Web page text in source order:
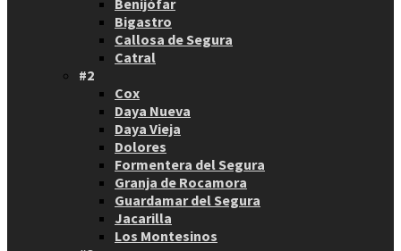
Benijófar
Bigastro
Callosa de Segura
Catral
#2
Cox
Daya Nueva
Daya Vieja
Dolores
Formentera del Segura
Granja de Rocamora
Guardamar del Segura
Jacarilla
Los Montesinos